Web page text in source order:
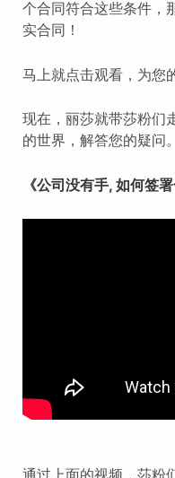
个合同符合这些条件，
实合同！
马上就点击观看，为您
现在，丽莎就带莎粉们
的世界，解答您的疑问。
《公司没有手, 如何签署